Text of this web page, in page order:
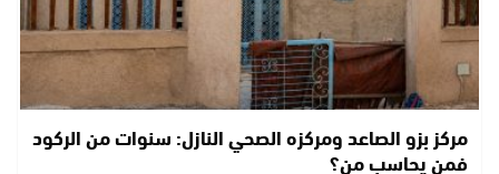
مركز بزو الصاعد ومركزه الصحي النازل: سنوات من الركود
فمن يحاسب من؟